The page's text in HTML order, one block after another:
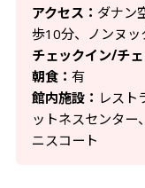
ジム
イベントルー
まとめ
アクセス： ダナン
歩10分、ノンヌ
チェックイン/チェ
朝食：有
館内施設： レスト
ットネスセンター
ニスコート